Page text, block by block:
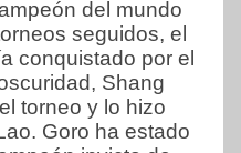
del mundo
seguidos, el
conquistado por el
Shang
torneo y lo hizo
Goro ha estado